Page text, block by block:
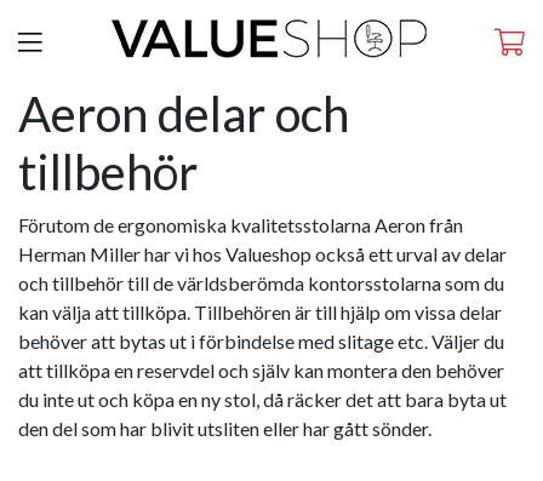
Aeron delar och
tillbehör
Förutom de ergonomiska kvalitetsstolarna Aeron från
Herman Miller har vi hos Valueshop också ett urval av delar
och tillbehör till de världsberömda kontorsstolarna som du
kan välja att tillköpa. Tillbehören är till hjälp om vissa delar
behöver att bytas ut i förbindelse med slitage etc. Väljer du
att tillköpa en reservdel och själv kan montera den behöver
du inte ut och köpa en ny stol, då räcker det att bara byta ut
den del som har blivit utsliten eller har gått sönder.